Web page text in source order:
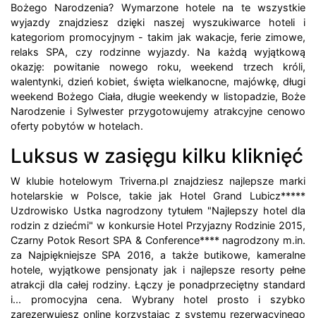
Bożego Narodzenia? Wymarzone hotele na te wszystkie
wyjazdy znajdziesz dzięki naszej wyszukiwarce hoteli i
kategoriom promocyjnym - takim jak wakacje, ferie zimowe,
relaks SPA, czy rodzinne wyjazdy. Na każdą wyjątkową
okazję: powitanie nowego roku, weekend trzech króli,
walentynki, dzień kobiet, święta wielkanocne, majówkę, długi
weekend Bożego Ciała, długie weekendy w listopadzie, Boże
Narodzenie i Sylwester przygotowujemy atrakcyjne cenowo
oferty pobytów w hotelach.
Luksus w zasięgu kilku kliknięć
W klubie hotelowym Triverna.pl znajdziesz najlepsze marki
hotelarskie w Polsce, takie jak Hotel Grand Lubicz*****
Uzdrowisko Ustka nagrodzony tytułem "Najlepszy hotel dla
rodzin z dziećmi" w konkursie Hotel Przyjazny Rodzinie 2015,
Czarny Potok Resort SPA & Conference**** nagrodzony m.in.
za Najpiękniejsze SPA 2016, a także butikowe, kameralne
hotele, wyjątkowe pensjonaty jak i najlepsze resorty pełne
atrakcji dla całej rodziny. Łączy je ponadprzeciętny standard
i... promocyjna cena. Wybrany hotel prosto i szybko
zarezerwujesz online korzystając z systemu rezerwacyjnego